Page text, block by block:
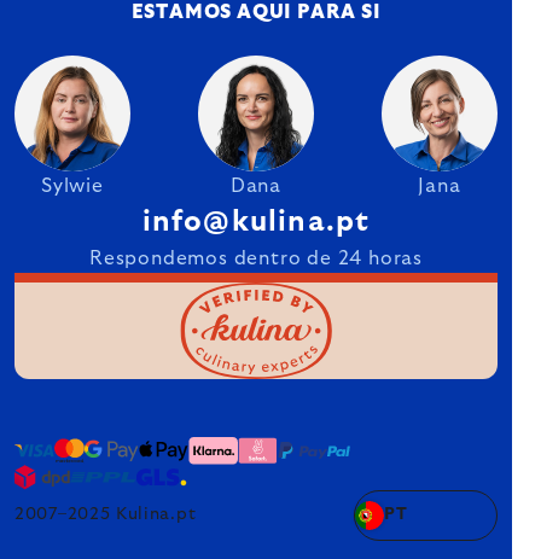
ESTAMOS AQUI PARA SI
Sylwie Dana Jana
info@kulina.pt
Respondemos dentro de 24 horas
2007–2025 Kulina.pt PT